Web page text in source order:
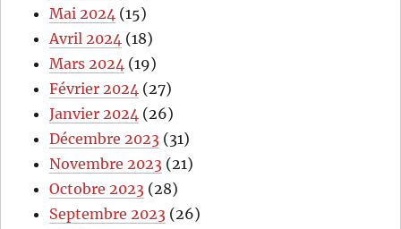
Mai 2024 (15)
Avril 2024 (18)
Mars 2024 (19)
Février 2024 (27)
Janvier 2024 (26)
Décembre 2023 (31)
Novembre 2023 (21)
Octobre 2023 (28)
Septembre 2023 (26)